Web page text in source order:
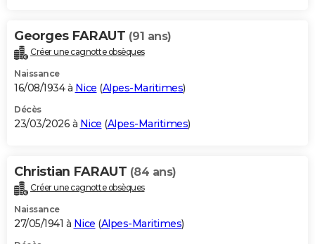
Georges FARAUT (91 ans)
Créer une cagnotte obsèques
Naissance
16/08/1934 à Nice (Alpes-Maritimes)
Décès
23/03/2026 à Nice (Alpes-Maritimes)
Christian FARAUT (84 ans)
Créer une cagnotte obsèques
Naissance
27/05/1941 à Nice (Alpes-Maritimes)